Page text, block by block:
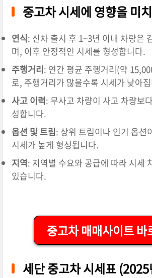
중고차 시세에 영향을 미
연식: 신차 출시 후 1~3년 이내 차량은
며, 이후 안정적인 시세를 형성합니다.
주행거리: 연간 평균 주행거리(약
로, 주행거리가 많을수록 시세가 낮아
사고 이력: 무사고 차량이 사고 차량보
성합니다.
옵션 및 트림: 상위 트림이나 인기 옵션
시세가 높게 형성됩니다.
지역: 지역별 수요와 공급에 따라 시세
있습니다.
중고차 매매사이트 바
세단 중고차 시세표